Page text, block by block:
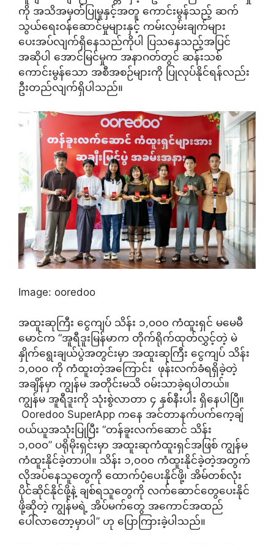
ကို အသိအမှတ်ပြုမှုနှင့်အတူ ကောင်းမွန်သည့် ဆက်
သွယ်ရေးဝန်ဆောင်မှုများနှင့် ကမ်းလှမ်းချက်များ
ပေးအပ်လျက်ရှိနေသည်ကိုပါ ပြသနေသည့်အပြင်
အဆိုပါ အောင်မြင်မှုက အနာဂတ်တွင် ဆန်းသစ်
ကောင်းမွန်သော အစီအစဉ်များကို ပြုလုပ်နိုင်ရန်လည်း
ဦးတည်လျက်ရှိပါသည်။
Image: ooredoo
အထူးဆုကြီး ငွေကျပ် သိန်း ၁,၀၀၀ ကံထူးရှင် မမေမီ
မောင်က “အူရီဒူးမြန်မာက တိုက်ရိုက်ထုတ်လွှင့်တဲ့ မဲ
နှိုက်ရွေးချယ်ပွဲအတွင်းမှာ အထူးဆုကြီး ငွေကျပ် သိန်း
၁,၀၀၀ ကို ကံထူးတဲ့အကြောင်း ဖုန်းလက်ခံရရှိခဲ့တဲ့
အချိန်မှာ ကျွန်မ အတိုင်းမသိ ၀မ်းသာခဲ့ရပါတယ်။
ကျွန်မ အူရီဒူးကို သုံးစွဲလာတာ ၄ နှစ်နီးပါး ရှိနေပါပြီ။
Ooredoo SuperApp ကနေ အင်တာနက်ပက်ကေ့ချ်
၀ယ်ယူအသုံးပြုပြီး “တန်ခူးလက်ဆောင် သိန်း
၁,၀၀၀” ပရိုမိုးရှင်းမှာ အထူးဆုကံထူးရှင်အဖြစ် ကျွန်မ
ကံထူးနိုင်ခဲ့တာပါ။ သိန်း ၁,၀၀၀ ကံထူးနိုင်ခဲ့တဲ့အတွက်
လိုအပ်နေသူတွေကို ထောက်ပံ့ပေးနိုင်ဖို့၊ အိမ်တစ်လုံး
ပိုင်ဆိုင်နိုင်ဖို့နဲ့ ချစ်ရသူတွေကို လက်ဆောင်တွေပေးနိုင်
ဖို့ဆိုတဲ့ ကျွန်မရဲ့ အိပ်မက်တွေ အကောင်အထည်
ပေါ်လာတော့မှာပါ” ဟု ပြောကြားခဲ့ပါသည်။